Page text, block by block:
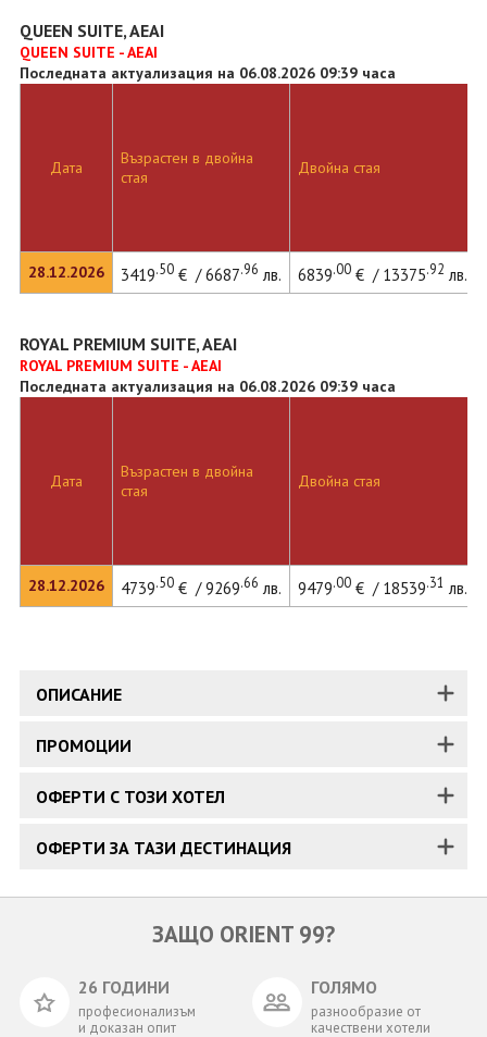
QUEEN SUITE, AEAI
QUEEN SUITE - AEAI
Последната актуализация на 06.08.2026 09:39 часа
Дата
28.12.2026
Възрастен в двойна
стая
Двойна стая
3419.50€ / 6687.96 лв. 6839.00€ / 13375.92 лв.
ROYAL PREMIUM SUITE, AEAI
ROYAL PREMIUM SUITE - AEAI
Последната актуализация на 06.08.2026 09:39 часа
Дата
28.12.2026
Възрастен в двойна
стая
Двойна стая
4739.50€ / 9269.66 лв. 9479.00€ / 18539.31 лв.
ОПИСАНИЕ
ПРОМОЦИИ
ОФЕРТИ С ТОЗИ ХОТЕЛ
ОФЕРТИ ЗА ТАЗИ ДЕСТИНАЦИЯ
ЗАЩО ORIENT 99?
26 ГОДИНИ
професионализъм
и доказан опит
ГОЛЯМО
разнообразие от
качествени хотели